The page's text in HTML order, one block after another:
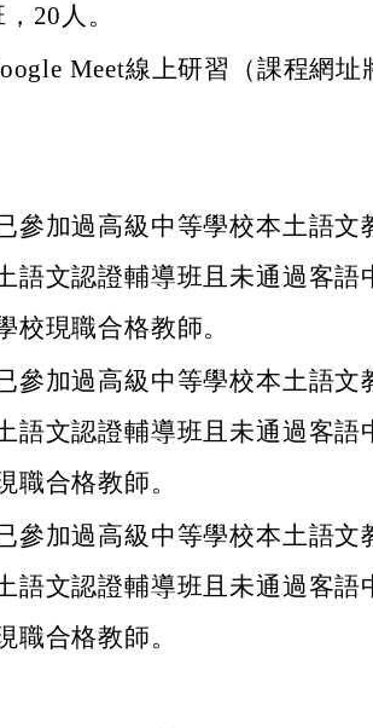
20人。
Meet線上研習（課程網址
參加過高級中等學校本土語文
語文認證輔導班且未通過客語
校現職合格教師。
參加過高級中等學校本土語文
語文認證輔導班且未通過客語
職合格教師。
參加過高級中等學校本土語文
語文認證輔導班且未通過客語
職合格教師。